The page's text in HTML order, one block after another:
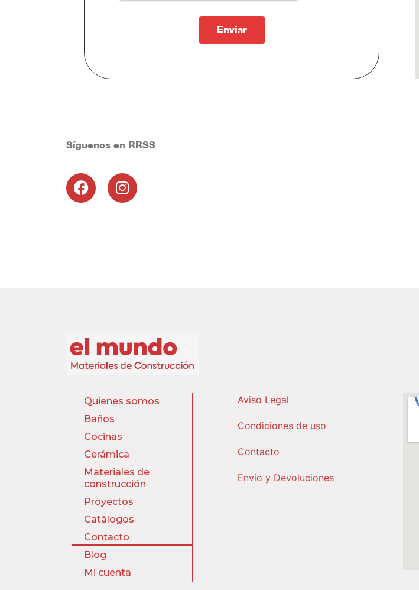
Enviar
Síguenos en RRSS
Quienes somos
Baños
Cocinas
Cerámica
Materiales de
construcción
Proyectos
Catálogos
Contacto
Blog
Mi cuenta
Aviso Legal
Condiciones de uso
Contacto
Envío y Devoluciones